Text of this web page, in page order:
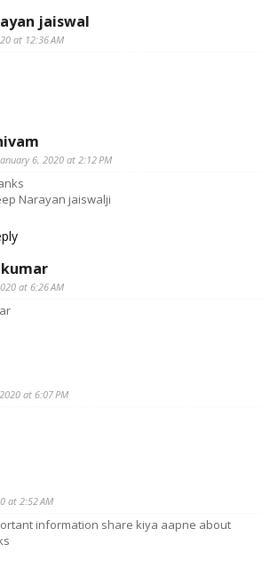
jaiswal
at 12:36 AM
6, 2020 at 2:12 PM
Narayan jaiswalji
at 6:26 AM
at 6:07 PM
at 2:52 AM
information share kiya aapne about